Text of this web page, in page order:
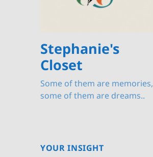
Stephanie's
Closet
Some of them are memories,
some of them are dreams..
YOUR INSIGHT